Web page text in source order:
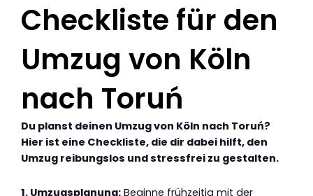
Checkliste für den
Umzug von Köln
nach Toruń
Du planst deinen Umzug von Köln nach Toruń?
Hier ist eine Checkliste, die dir dabei hilft, den
Umzug reibungslos und stressfrei zu gestalten.
1. Umzugsplanung: Beginne frühzeitig mit der